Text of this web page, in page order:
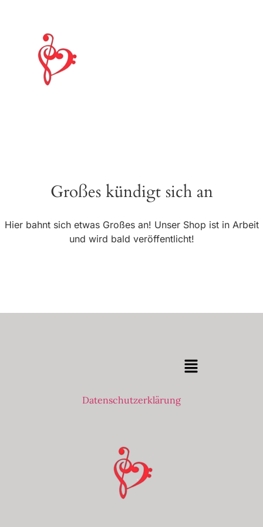
Großes kündigt sich an
Hier bahnt sich etwas Großes an! Unser Shop ist in Arbeit
und wird bald veröffentlicht!
Datenschutzerklärung